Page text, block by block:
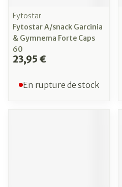
Fytostar
Fytostar A/snack Garcinia
& Gymnema Forte Caps
60
23,95 €
En rupture de stock